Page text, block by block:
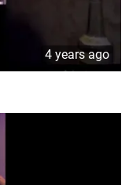
4 years ago